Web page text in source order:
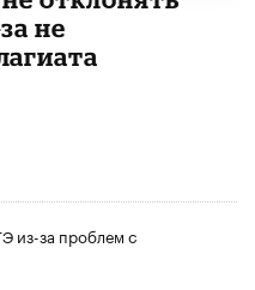
не
из-за проблем с